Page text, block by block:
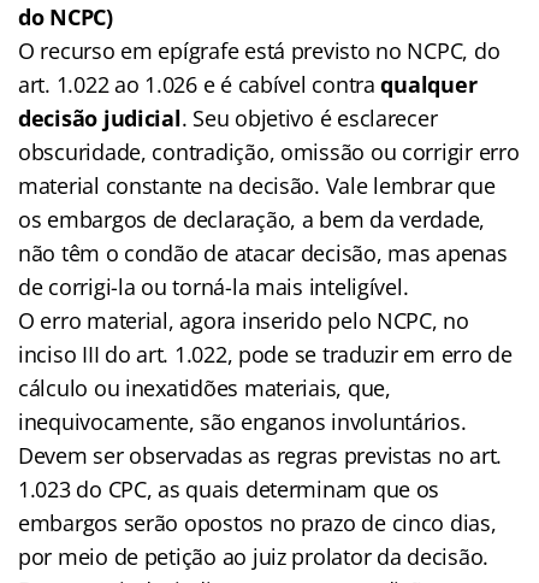
do NCPC)
O recurso em epígrafe está previsto no NCPC, do
art. 1.022 ao 1.026 e é cabível contraqualquer
decisão judicial. Seu objetivo é esclarecer
obscuridade, contradição, omissão ou corrigir erro
material constante na decisão. Vale lembrar que
os embargos de declaração, a bem da verdade,
não têm o condão de atacar decisão, mas apenas
de corrigi-la ou torná-la mais inteligível.
O erro material, agora inserido pelo NCPC, no
inciso III do art. 1.022, pode se traduzir em erro de
cálculo ou inexatidões materiais, que,
inequivocamente, são enganos involuntários.
Devem ser observadas as regras previstas no art.
1.023 do CPC, as quais determinam que os
embargos serão opostos no prazo de cinco dias,
por meio de petição ao juiz prolator da decisão.